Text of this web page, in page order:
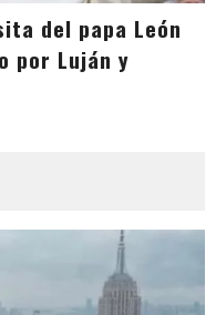
del papa León
por Luján y